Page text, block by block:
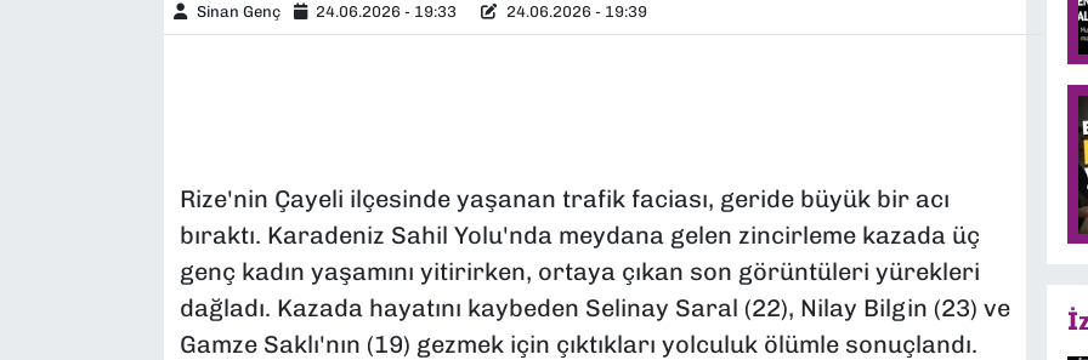
Sinan Genç 24.06.2026 - 19:33 24.06.2026 - 19:39
Rize'nin Çayeli ilçesinde yaşanan trafik faciası, geride büyük bir acı
bıraktı. Karadeniz Sahil Yolu'nda meydana gelen zincirleme kazada üç
genç kadın yaşamını yitirirken, ortaya çıkan son görüntüleri yürekleri
dağladı. Kazada hayatını kaybeden Selinay Saral (22), Nilay Bilgin (23) ve
Gamze Saklı'nın (19) gezmek için çıktıkları yolculuk ölümle sonuçlandı.